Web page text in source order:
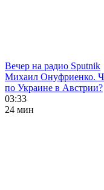
Вечер на радио Sputnik
Михаил Онуфриенко.
по Украине в Австрии?
03:33
24 мин